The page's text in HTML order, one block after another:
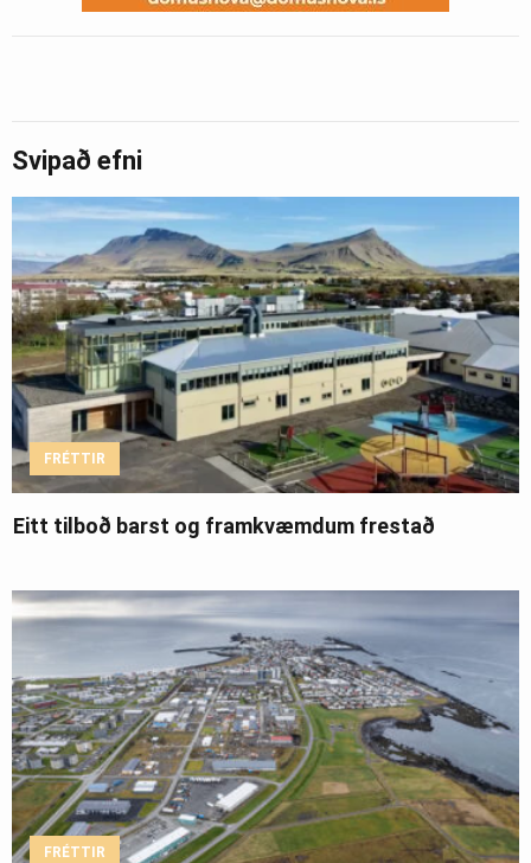
Svipað efni
FRÉTTIR
Eitt tilboð barst og framkvæmdum frestað
FRÉTTIR